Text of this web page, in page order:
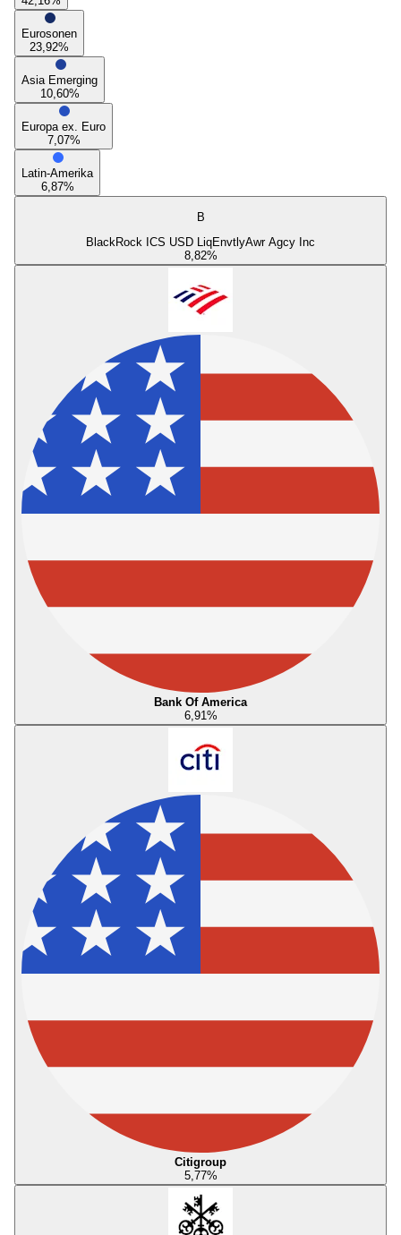
Eurosonen
23,92%
Asia Emerging
10,60%
Europa ex. Euro
7,07%
Latin-Amerika
6,87%
B
BlackRock ICS USD LiqEnvtlyAwr Agcy Inc
8,82%
Bank Of America
6,91%
Citigroup
5,77%